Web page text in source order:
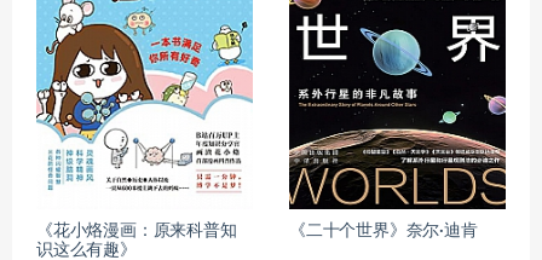
《花小烙漫画：原来科普知
识这么有趣》
《二十个世界》奈尔·迪肯